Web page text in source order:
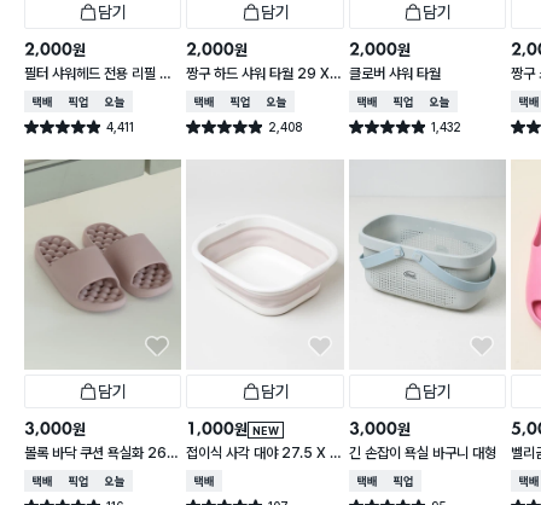
담기
2,000원
필터 샤워헤드 전용 리필 필
터 3개입
택배배송매장픽업오늘배송
별점 4.9점 4,411
건 작성
담기
2,000원
짱구 하드 샤워 타월 29 X
95 cm
택배배송매장픽업오늘배송
별점 4.9점 2,408
건 작성
담기
2,000원
클로버 샤워 타월
택배배송매장픽업오늘배송
별점 4.9점 1,432
건 작성
짱구
X
택배
별점
담기
3,000원
볼록 바닥 쿠션 욕실화 260
~280 mm
택배배송매장픽업오늘배송
담기
NEW
1,000원
접이식 사각 대야 27.5 X 2
3 cm
택배배송
담기
3,000원
긴 손잡이 욕실 바구니 대형
택배배송매장픽업
벨리
택배